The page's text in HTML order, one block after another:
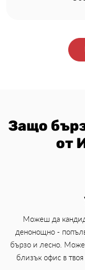
Защо
от
Можеш да
денонощно -
бързо и лесно.
близък офис в